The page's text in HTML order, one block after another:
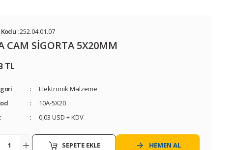
:252.04.01.07
CAM SİGORTA 5X20MM
TL
Elektronik Malzeme
10A-5X20
0,03 USD + KDV
SEPETE EKLE HEMEN AL